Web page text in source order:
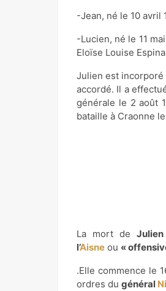
-Jean, né le 10 avril
-Lucien, né le 11
Eloïse Louise
Julien est incorporé
accordé. Il a
générale le 2 août
bataille à Craonne
La mort deJulien
l’Aisne ou «
.Elle commence le
ordres du général